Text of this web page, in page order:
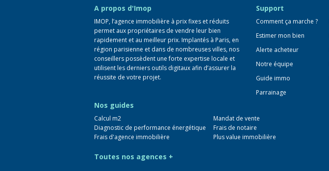
A propos d'Imop
IMOP, l’agence immobilière à prix fixes et réduits
permet aux propriétaires de vendre leur bien
rapidement et au meilleur prix. Implantés à Paris, en
région parisienne et dans de nombreuses villes, nos
conseillers possèdent une forte expertise locale et
utilisent les derniers outils digitaux afin d’assurer la
réussite de votre projet.
Support
Comment ça marche ?
Estimer mon bien
Alerte acheteur
Notre équipe
Guide immo
Parrainage
Nos guides
Calcul m2
Diagnostic de performance énergétique
Frais d'agence immobilière
Mandat de vente
Frais de notaire
Plus value immobilière
Toutes nos agences +